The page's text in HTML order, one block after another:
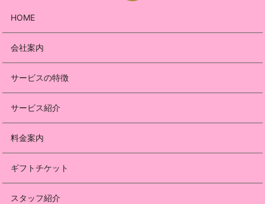
HOME
会社案内
サービスの特徴
サービス紹介
料金案内
ギフトチケット
スタッフ紹介